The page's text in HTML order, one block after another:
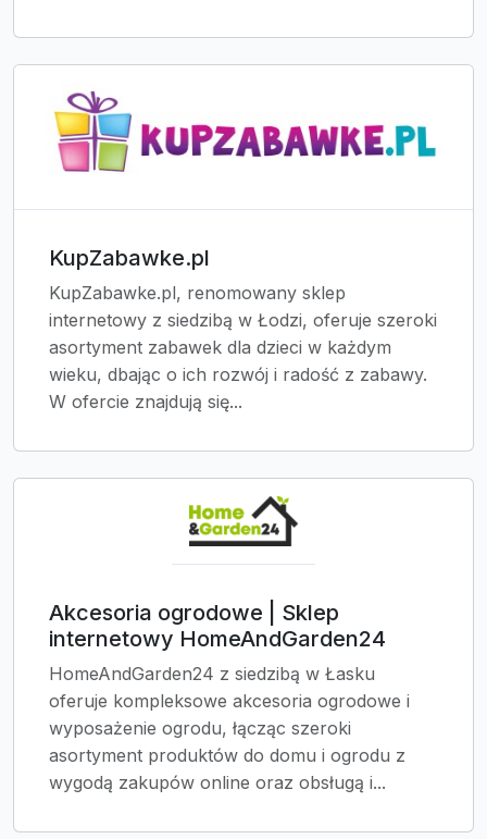
KupZabawke.pl
KupZabawke.pl, renomowany sklep
internetowy z siedzibą w Łodzi, oferuje szeroki
asortyment zabawek dla dzieci w każdym
wieku, dbając o ich rozwój i radość z zabawy.
W ofercie znajdują się...
Akcesoria ogrodowe | Sklep
internetowy HomeAndGarden24
HomeAndGarden24 z siedzibą w Łasku
oferuje kompleksowe akcesoria ogrodowe i
wyposażenie ogrodu, łącząc szeroki
asortyment produktów do domu i ogrodu z
wygodą zakupów online oraz obsługą i...